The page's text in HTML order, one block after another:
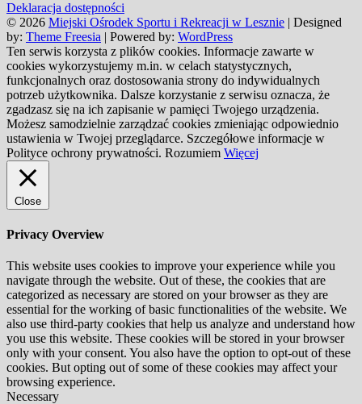
Deklaracja dostępności
© 2026 Miejski Ośrodek Sportu i Rekreacji w Lesznie | Designed
by: Theme Freesia | Powered by: WordPress
Ten serwis korzysta z plików cookies. Informacje zawarte w
cookies wykorzystujemy m.in. w celach statystycznych,
funkcjonalnych oraz dostosowania strony do indywidualnych
potrzeb użytkownika. Dalsze korzystanie z serwisu oznacza, że
zgadzasz się na ich zapisanie w pamięci Twojego urządzenia.
Możesz samodzielnie zarządzać cookies zmieniając odpowiednio
ustawienia w Twojej przeglądarce. Szczegółowe informacje w
Polityce ochrony prywatności. Rozumiem Więcej
Close
Privacy Overview
This website uses cookies to improve your experience while you
navigate through the website. Out of these, the cookies that are
categorized as necessary are stored on your browser as they are
essential for the working of basic functionalities of the website. We
also use third-party cookies that help us analyze and understand how
you use this website. These cookies will be stored in your browser
only with your consent. You also have the option to opt-out of these
cookies. But opting out of some of these cookies may affect your
browsing experience.
Necessary